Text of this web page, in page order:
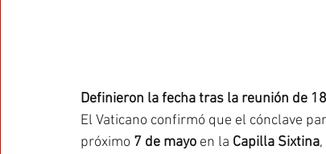
Definieron la fecha tras la reunión de
El Vaticano confirmó que el cónclave
próximo 7 de mayo en la Capilla Sixtina